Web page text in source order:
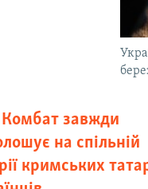
Комбат завжди
на спільній
кримських